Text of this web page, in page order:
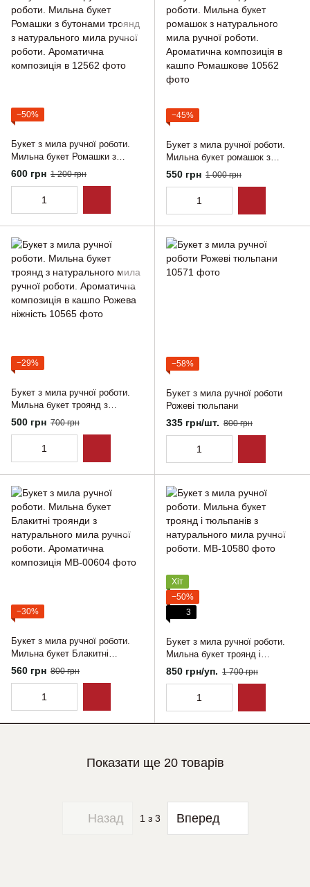
−50%
Букет з мила ручної роботи.
Мильна букет Ромашки з
бутонами троянд з
натурального мила ручної
композиція в
600 грн 1 200 грн
−45%
Букет з мила ручної роботи.
Мильна букет ромашок з
натурального мила ручної
роботи. Ароматична композиція
550 грн 1 000 грн
−29%
Букет з мила ручної роботи.
Мильна букет троянд з
натурального мила ручної
роботи. Ароматична
композиція в кашпо Рожева
ніжність
500 грн 700 грн
−58%
Букет з мила ручної роботи
Рожеві тюльпани
335 грн/шт. 800 грн
−30%
Букет з мила ручної роботи.
Мильна букет Блакитні
троянди з натурального мила
ручної роботи. Ароматична
композиція
560 грн 800 грн
Хіт
−50%
3
Букет з мила ручної роботи.
Мильна букет троянд і
тюльпанів з натурального
мила ручної роботи.
850 грн/уп. 1 700 грн
Показати ще 20 товарів
Назад 1з 3 Вперед